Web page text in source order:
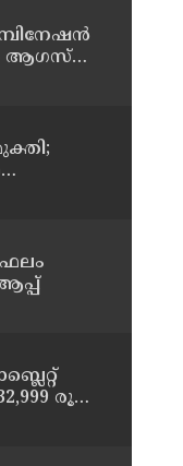
ആഗസ്ത്
ഫലം
രൂപ